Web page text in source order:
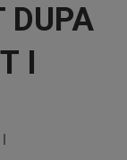
DUPA
I